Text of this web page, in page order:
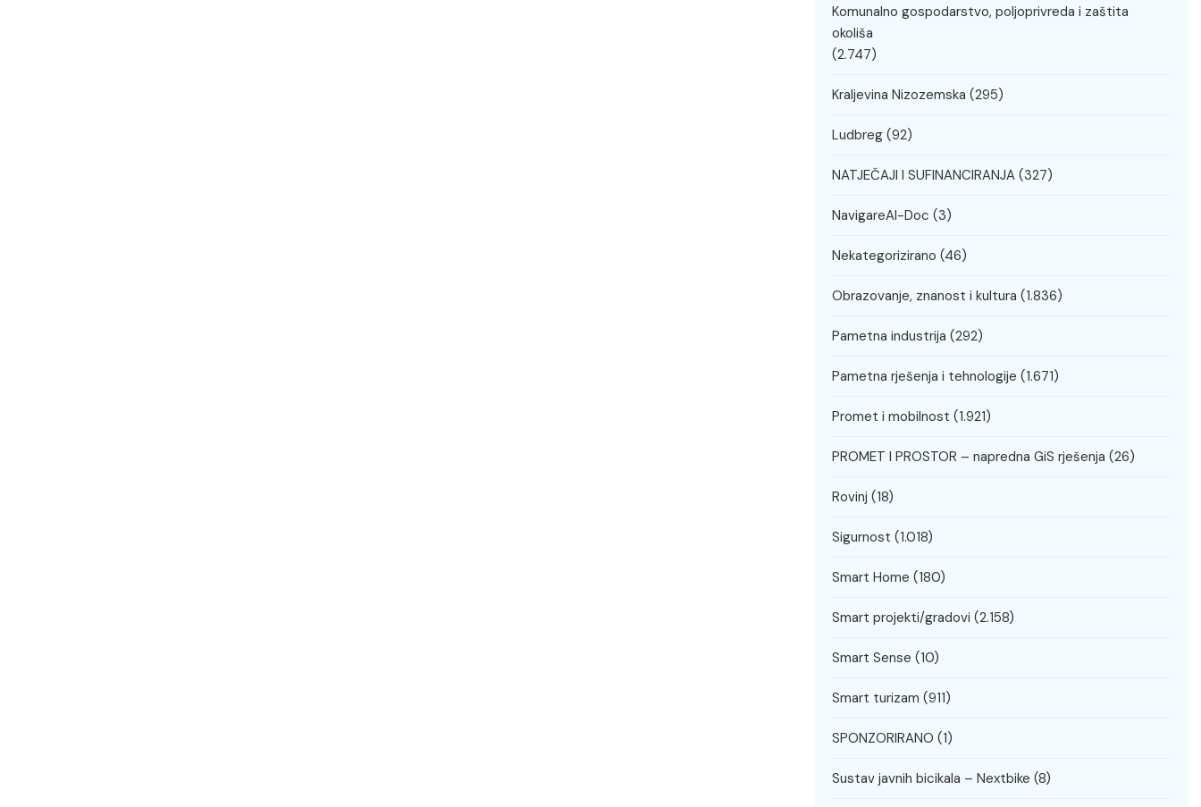
Komunalno gospodarstvo, poljoprivreda i zaštita
okoliša
(2.747)
Kraljevina Nizozemska (295)
Ludbreg (92)
NATJEČAJI I SUFINANCIRANJA (327)
NavigareAI-Doc (3)
Nekategorizirano (46)
Obrazovanje, znanost i kultura (1.836)
Pametna industrija (292)
Pametna rješenja i tehnologije (1.671)
Promet i mobilnost (1.921)
PROMET I PROSTOR – napredna GiS rješenja (26)
Rovinj (18)
Sigurnost (1.018)
Smart Home (180)
Smart projekti/gradovi (2.158)
Smart Sense (10)
Smart turizam (911)
SPONZORIRANO (1)
Sustav javnih bicikala – Nextbike (8)